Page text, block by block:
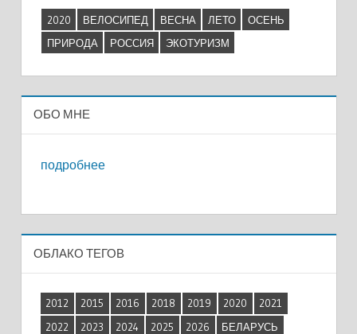
2020 ВЕЛОСИПЕД ВЕСНА ЛЕТО
ОСЕНЬ
ПРИРОДА
РОССИЯ ЭКОТУРИЗМ
ОБО МНЕ
подробнее
ОБЛАКО ТЕГОВ
2012 2015 2016 2018 2019 2020
2021
2022
2023 2024 2025 2026
БЕЛАРУСЬ